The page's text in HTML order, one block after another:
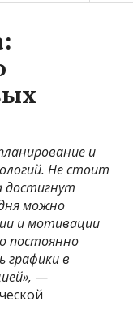
и
Не стоит
достигнут
можно
и мотивации
постоянно
графики в
—